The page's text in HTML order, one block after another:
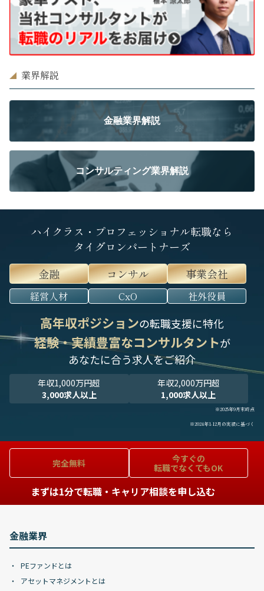
業界解説
金融業界解説
コンサルティング業界解説
ハイクラス・プロフェッショナル転職なら
タイグロンパートナーズ
金融
コンサル 事業会社
経営人材 CxO 社外役員
高年収ポジションの転職支援に特化
経験・実績豊富なコンサルタントが
あなたに合う求人をご紹介
年収1,000万円超
3,000求人以上
年収2,000万円超
1,000求人以上
※2025年9月末時点
※2024年1-12月の実績に基づく
完全無料
今すぐの
転職でなくてもOK
まずは1分で転職・キャリア相談を申し込む
金融業界
PEファンドとは
アセットマネジメントとは